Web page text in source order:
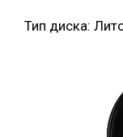
Тип диска: